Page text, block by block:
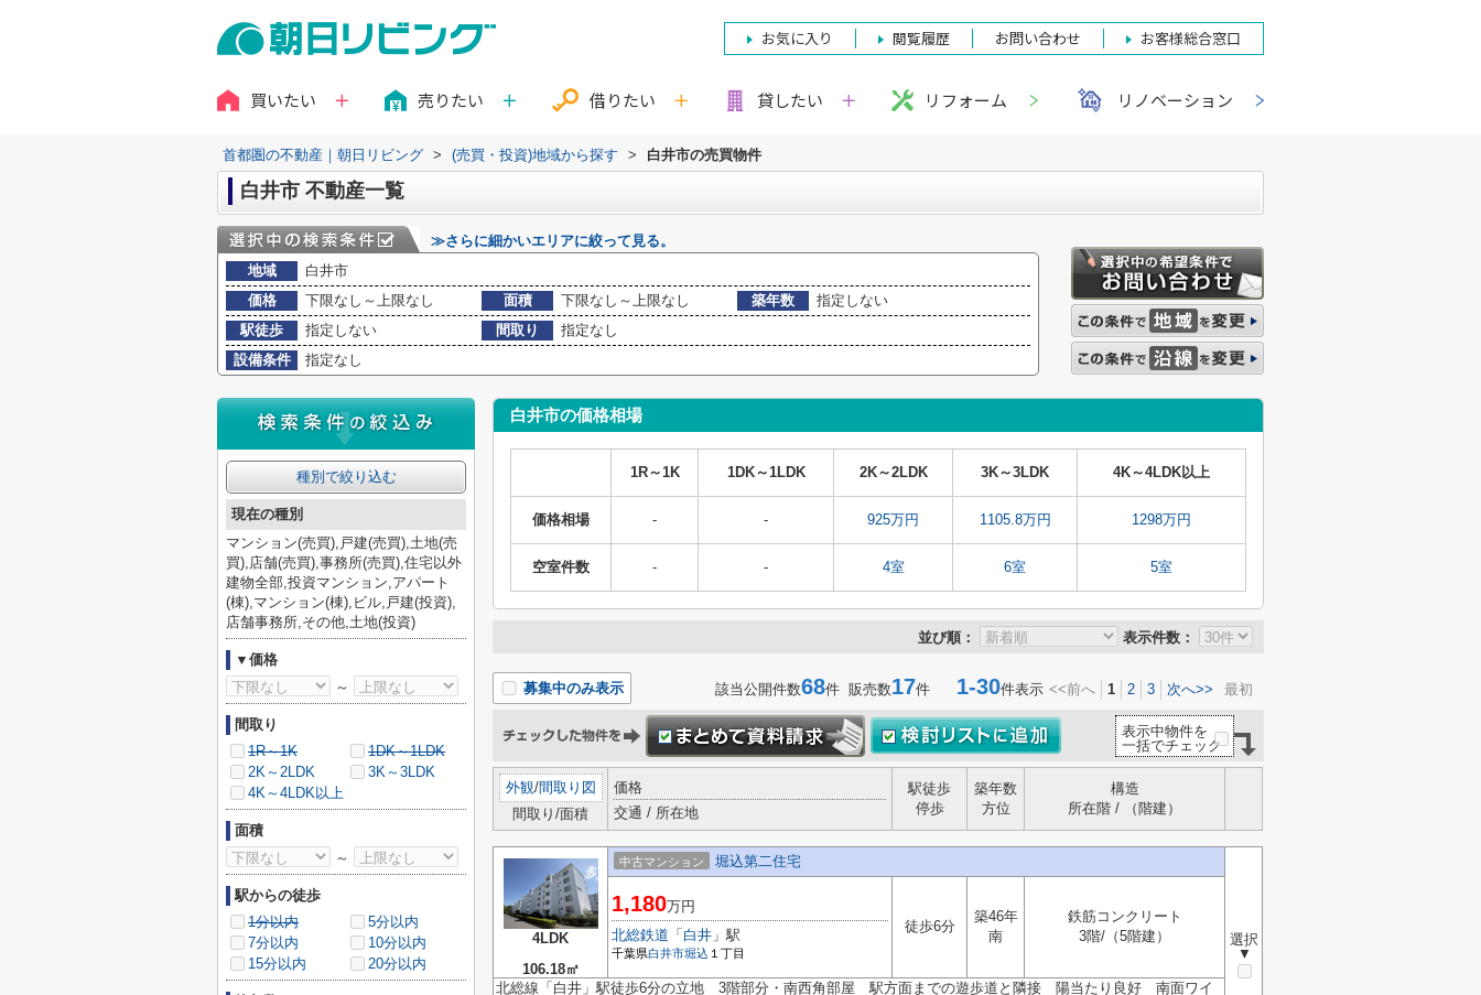
お気に入り 閲覧履歴 お問い合わせ お客様総合窓口
買いたい 売りたい 借りたい 貸したい リフォーム リノベーション
首都圏の不動産｜朝日リビング > (売買・投資)地域から探す > 白井市の売買物件
白井市 不動産一覧
≫さらに細かいエリアに絞って見る。
地域
白井市
価格
下限なし～上限なし 面積 下限なし～上限なし 築年数
指定しない
駅徒歩
指定しない 間取り
指定なし
設備条件
指定なし
白井市の価格相場
1R～1K 1DK～1LDK 2K～2LDK 3K～3LDK 4K～4LDK以上
価格相場 - - 925万円 1105.8万円 1298万円
空室件数 - - 4室 6室 5室
並び順： 表示件数：
募集中のみ表示 該当公開件数68件 販売数17件 1-30件表示 <<前へ 1 2 3 次へ>> 最初
表示中物件を
一括でチェック
外観/間取り図
間取り/面積
価格
交通 / 所在地
駅徒歩
停歩
築年数
方位
構造
所在階 / （階建）
4LDK
106.18㎡
中古マンション 堀込第二住宅
選択
▼
1,180万円
北総鉄道 「 白井 」駅
千葉県白井市堀込 １丁目
徒歩6分
築46年
南
鉄筋コンクリート
3階/（5階建）
北総線「白井」駅徒歩6分の立地 3階部分・南西角部屋 駅方面までの遊歩道と隣接 陽当たり良好 南面ワイ
種別で絞り込む
現在の種別
マンション(売買),戸建(売買),土地(売
買),店舗(売買),事務所(売買),住宅以外
建物全部,投資マンション,アパート
(棟),マンション(棟),ビル,戸建(投資),
店舗事務所,その他,土地(投資)
▼価格
～
間取り
1R～1K
1DK～1LDK
2K～2LDK
3K～3LDK
4K～4LDK以上
面積
～
駅からの徒歩
1分以内
5分以内
7分以内
10分以内
15分以内
20分以内